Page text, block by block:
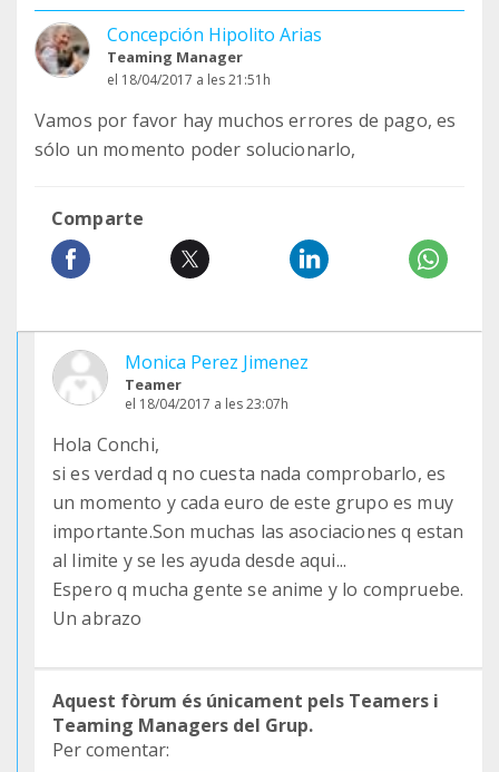
Concepción Hipolito Arias
Teaming Manager
el 18/04/2017 a les 21:51h
Vamos por favor hay muchos errores de pago, es
sólo un momento poder solucionarlo,
Comparte
Monica Perez Jimenez
Teamer
el 18/04/2017 a les 23:07h
Hola Conchi,
si es verdad q no cuesta nada comprobarlo, es
un momento y cada euro de este grupo es muy
importante.Son muchas las asociaciones q estan
al limite y se les ayuda desde aqui...
Espero q mucha gente se anime y lo compruebe.
Un abrazo
Aquest fòrum és únicament pels Teamers i
Teaming Managers del Grup.
Per comentar: